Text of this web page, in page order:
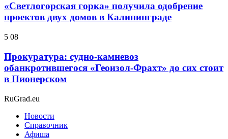
«Светлогорская горка» получила одобрение
проектов двух домов в Калининграде
5 08
Прокуратура: судно-камневоз
обанкротившегося «Геоизол-Фрахт» до сих стоит
в Пионерском
RuGrad.eu
Новости
Справочник
Афиша